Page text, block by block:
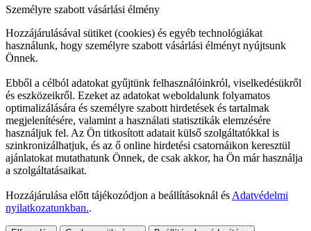
Személyre szabott vásárlási élmény
Hozzájárulásával sütiket (cookies) és egyéb technológiákat
használunk, hogy személyre szabott vásárlási élményt nyújtsunk
Önnek.
Ebből a célból adatokat gyűjtünk felhasználóinkról, viselkedésükről
és eszközeikről. Ezeket az adatokat weboldalunk folyamatos
optimalizálására és személyre szabott hirdetések és tartalmak
megjelenítésére, valamint a használati statisztikák elemzésére
használjuk fel. Az Ön titkosított adatait külső szolgáltatókkal is
szinkronizálhatjuk, és az ő online hirdetési csatornáikon keresztül
ajánlatokat mutathatunk Önnek, de csak akkor, ha Ön már használja
a szolgáltatásaikat.
Hozzájárulása előtt tájékozódjon a beállításoknál és Adatvédelmi
nyilatkozatunkban..